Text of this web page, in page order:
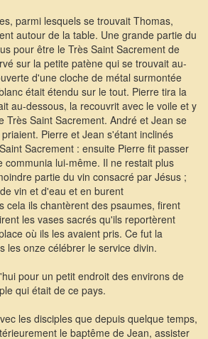
parmi lesquels se trouvait Thomas,
autour de la table. Une grande partie du
pour être le Très Saint Sacrement de
sur la petite patène qui se trouvait au-
d'une cloche de métal surmontée
était étendu sur le tout. Pierre tira la
au-dessous, la recouvrit avec le voile et y
Très Saint Sacrement. André et Jean se
Pierre et Jean s'étant inclinés
Sacrement : ensuite Pierre fit passer
communia lui-même. Il ne restait plus
partie du vin consacré par Jésus ;
vin et d'eau et en burent
cela ils chantèrent des psaumes, firent
les vases sacrés qu'ils reportèrent
où ils les avaient pris. Ce fut la
les onze célébrer le service divin.
pour un petit endroit des environs de
qui était de ce pays.
les disciples que depuis quelque temps,
le baptême de Jean, assister